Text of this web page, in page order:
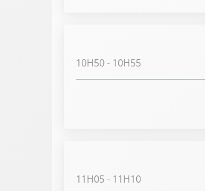
10H50- 10H55
11H05 - 11H10